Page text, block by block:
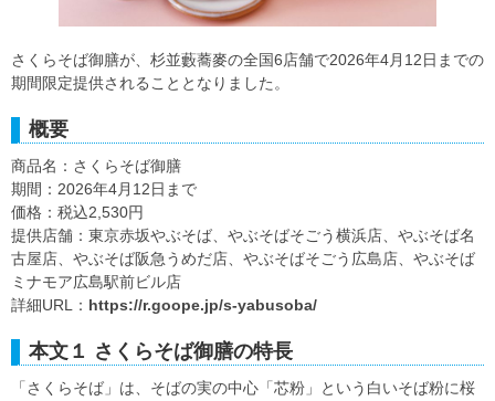
さくらそば御膳が、杉並藪蕎麥の全国6店舗で2026年4月12日までの
期間限定提供されることとなりました。
概要
商品名：さくらそば御膳
期間：2026年4月12日まで
価格：税込2,530円
提供店舗：東京赤坂やぶそば、やぶそばそごう横浜店、やぶそば名
古屋店、やぶそば阪急うめだ店、やぶそばそごう広島店、やぶそば
ミナモア広島駅前ビル店
詳細URL： https://r.goope.jp/s-yabusoba/
本文１ さくらそば御膳の特長
「さくらそば」は、そばの実の中心「芯粉」という白いそば粉に桜